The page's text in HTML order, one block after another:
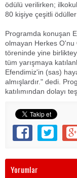
ödülü verilirken;
80 kişiye çeşitli ödüller
Programda konuşan
olmayan Herkes O'nu
töreninde yine
tüm yarışmaya
Efendimiz'in (sas)
almışlardır." dedi.
katılımından dolayı
Yorumlar